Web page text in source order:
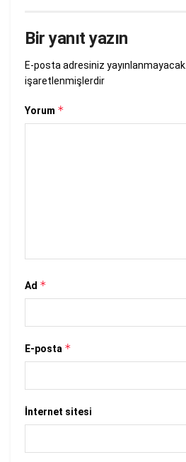
Bir yanıt yazın
E-posta adresiniz yayınlanmayacak.
işaretlenmişlerdir
Yorum *
Ad *
E-posta *
İnternet sitesi